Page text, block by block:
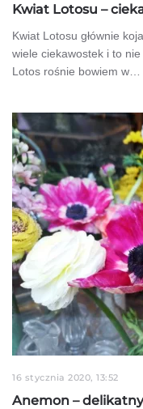
Kwiat Lotosu –
Kwiat Lotosu głównie
wiele ciekawostek i to
Lotos rośnie bowiem w…
16 stycznia 2020, 13:52
Anemon –